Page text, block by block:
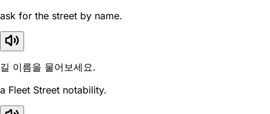
ask for the street by name.
길 이름을 물어보세요.
a Fleet Street notability.